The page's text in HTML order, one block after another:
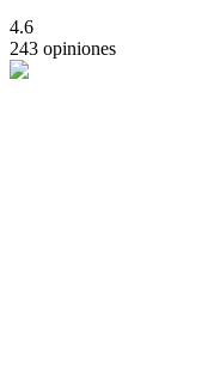
4.6
243 opiniones